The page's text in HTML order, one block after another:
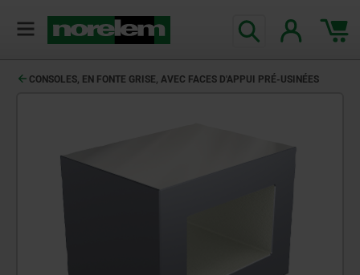
CONSOLES, EN FONTE GRISE, AVEC FACES D'APPUI PRÉ-USINÉES